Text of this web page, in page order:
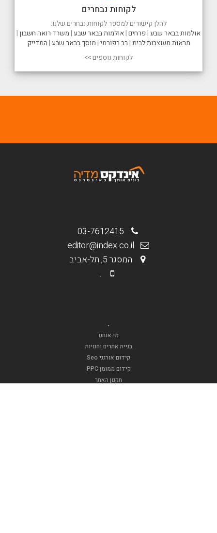
לקוחות נבחרים
להלן קישורים למספר לקוחות נבחרים שלנו:
אולמות בבאר שבע|פרחים|אולמות בבאר שבע|משרד רואה חשבון|
מראות מעוצבות לבית|רב רפורמי|מוסך בבאר שבע|המדייק
לקוחות נוספים >>
המסגר 5, תל-אביב
.
.
מי אנחנו
בניית אתרים וחנויות
קידום אורגני Seo
קידום ממומן PPC
תקנון האתר